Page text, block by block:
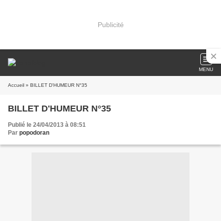
Publicité
MENU
Accueil » BILLET D'HUMEUR N°35
BILLET D'HUMEUR N°35
Publié le 24/04/2013 à 08:51
Par popodoran